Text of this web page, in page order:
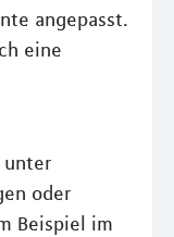
angepasst.
eine
unter
oder
Beispiel im